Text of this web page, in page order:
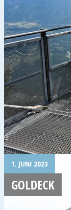
1. JUNI 2023
GOLDECK